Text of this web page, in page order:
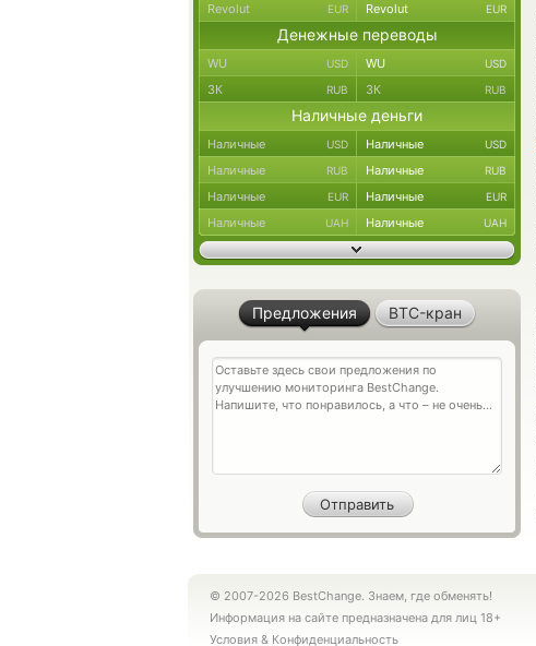
Revolut EUR Revolut EUR
Денежные переводы
WU USD WU USD
ЗК RUB ЗК RUB
Наличные деньги
Наличные USD Наличные USD
Наличные RUB Наличные RUB
Наличные EUR Наличные EUR
Наличные UAH Наличные UAH
Предложения BTC-кран
© 2007-2026 BestChange. Знаем, где обменять!
Информация на сайте предназначена для лиц 18+
Условия & Конфиденциальность